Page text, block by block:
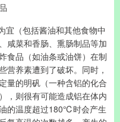
宜（包括酱油和其他食物中
咸菜和香肠、熏肠制品等加
食品（如油条或油饼）在制
营养素遭到了破坏。同时，
量的明矾（一种含铝的化合
，则很有可能造成铝在体内
的温度超过180℃时会产生